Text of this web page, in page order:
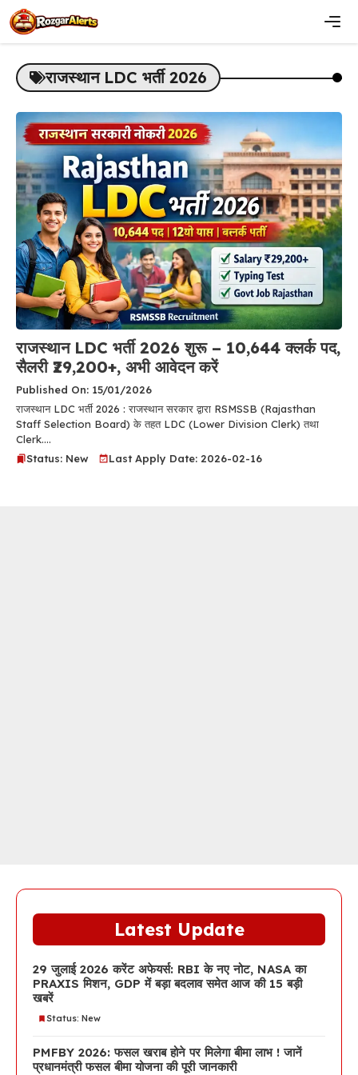
Skip
to
content
राजस्थान LDC भर्ती 2026
राजस्थान LDC भर्ती 2026 शुरू – 10,644 क्लर्क पद,
सैलरी ₹29,200+, अभी आवेदन करें
Published On: 15/01/2026
राजस्थान LDC भर्ती 2026 : राजस्थान सरकार द्वारा RSMSSB (Rajasthan
Staff Selection Board) के तहत LDC (Lower Division Clerk) तथा
Clerk....
Status: New
Last Apply Date: 2026-02-16
Latest Update
29 जुलाई 2026 करेंट अफेयर्स: RBI के नए नोट, NASA का
PRAXIS मिशन, GDP में बड़ा बदलाव समेत आज की 15 बड़ी
खबरें
Status: New
PMFBY 2026: फसल खराब होने पर मिलेगा बीमा लाभ ! जानें
प्रधानमंत्री फसल बीमा योजना की पूरी जानकारी